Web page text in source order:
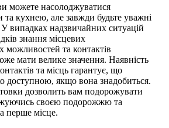
можете насолоджуватися
кухнею, але завжди будьте уважні
випадках надзвичайних ситуацій
знання місцевих
можливостей та контактів
мати велике значення. Наявність
та місць гарантує, що
доступною, якщо вона знадобиться.
дозволить вам подорожувати
своєю подорожжю та
перше місце.